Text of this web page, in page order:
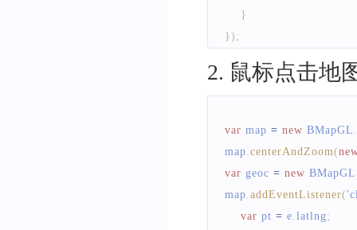
}
}) ;
2. 鼠标点击地
var map = new BMapGL
map centerAndZoom(
var geoc = new BMapGL
map addEventListener(
var pt = e latlng;